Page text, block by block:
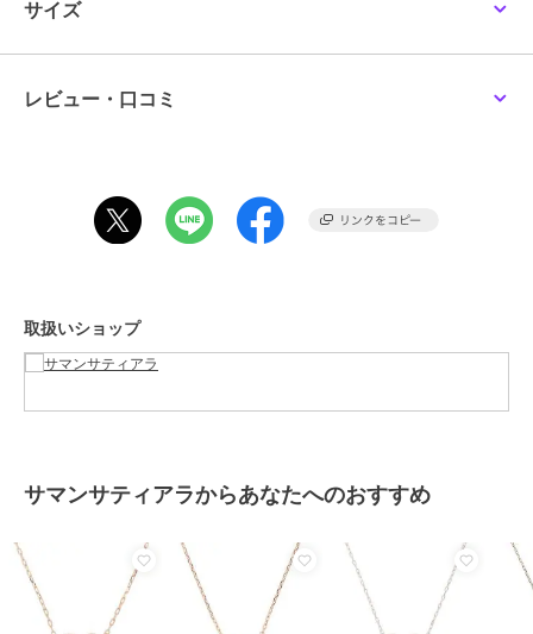
日本
サイズ
レビュー・口コミ
取扱いショップ
サマンサティアラからあなたへのおすすめ